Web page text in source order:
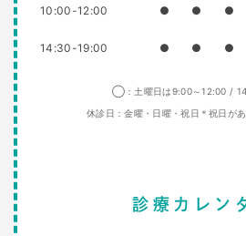
10:00-12:00 ● ● ●
14:30-19:00 ● ● ●
◯：土曜日は9:00～12:00 /
休診日：金曜・日曜・祝日＊祝日が
診療カレン